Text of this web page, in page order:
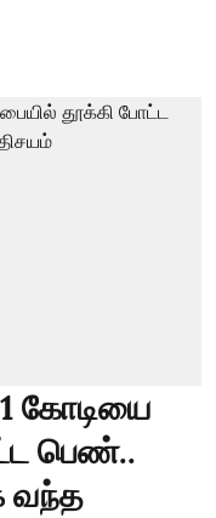
கோடியை
பெண்..
வந்த